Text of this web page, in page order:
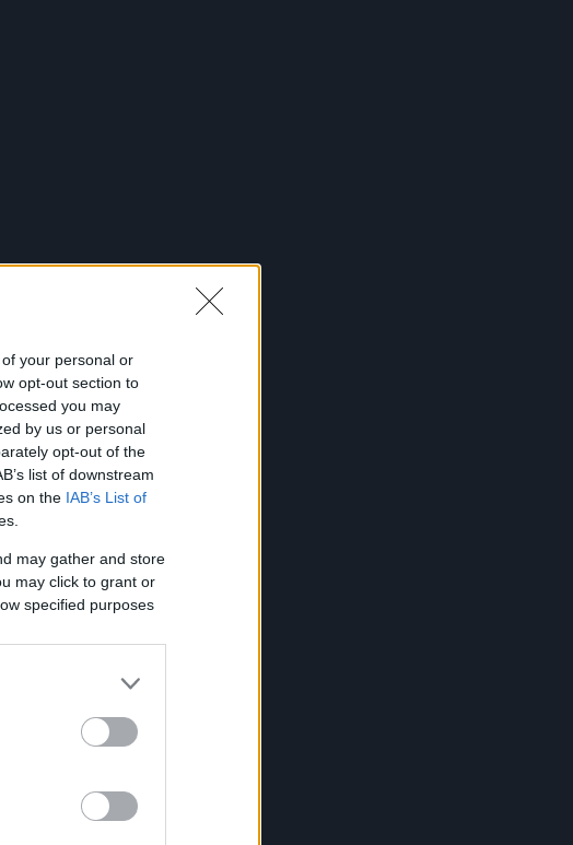
your personal or
opt-out section to
you may
by us or personal
opt-out of the
list of downstream
on the IAB’s List of
may gather and store
may click to grant or
specified purposes